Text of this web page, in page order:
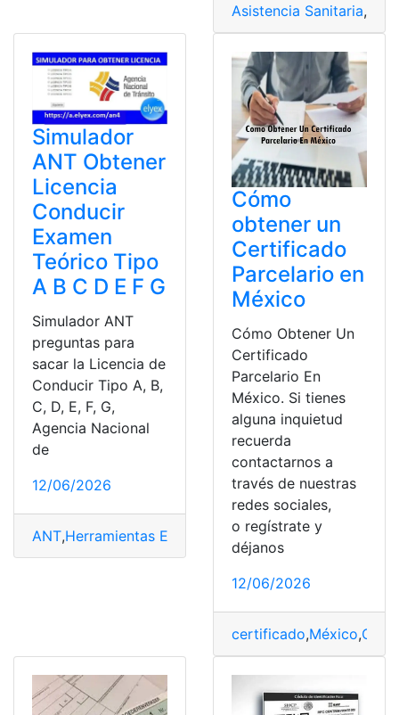
Asistencia Sanitaria,
Simulador
ANT Obtener
Licencia
Conducir
Examen
Teórico Tipo
A B C D E F G
Simulador ANT
preguntas para
sacar la Licencia de
Conducir Tipo A, B,
C, D, E, F, G,
Agencia Nacional
de
12/06/2026
ANT,Herramientas Ecuador licencia,licencia de
Cómo
obtener un
Certificado
Parcelario en
México
Cómo Obtener Un
Certificado
Parcelario En
México. Si tienes
alguna inquietud
recuerda
contactarnos a
través de nuestras
redes sociales,
o regístrate y
déjanos
12/06/2026
certificado,México,